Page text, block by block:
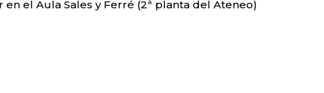
en el Aula Sales y Ferré (2ª planta del Ateneo)